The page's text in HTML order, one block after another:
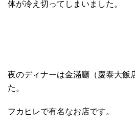
体が冷え切ってしまいました。
夜のディナーは金滿廳（慶泰大飯
た。
フカヒレで有名なお店です。